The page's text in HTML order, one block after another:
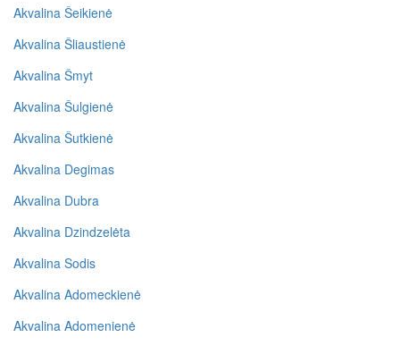
Akvalina Šeikienė
Akvalina Šliaustienė
Akvalina Šmyt
Akvalina Šulgienė
Akvalina Šutkienė
Akvalina Degimas
Akvalina Dubra
Akvalina Dzindzelėta
Akvalina Sodis
Akvalina Adomeckienė
Akvalina Adomenienė